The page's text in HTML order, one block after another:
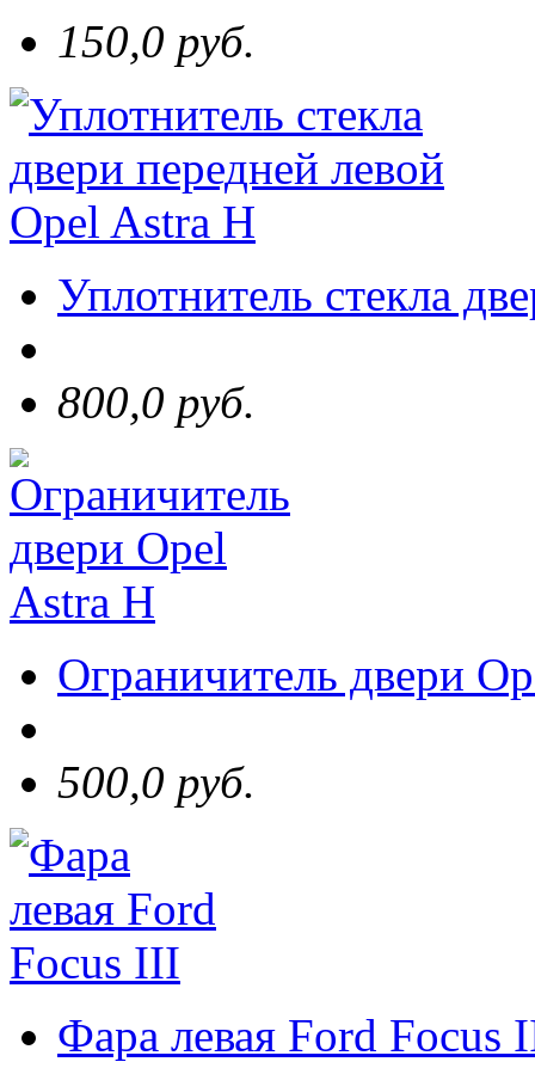
150,0 руб.
Уплотнитель стекла
800,0 руб.
Ограничитель двери
500,0 руб.
Фара левая Ford Focus